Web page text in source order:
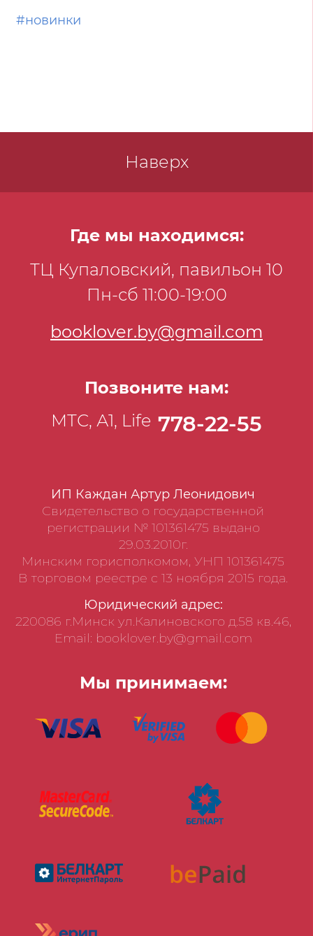
#новинки
Наверх
ИП Каждан Артур Леонидович
Свидетельство о государственной
регистрации № 101361475 выдано
29.03.2010г.
Минским горисполкомом, УНП 101361475
В торговом реестре с 13 ноября 2015 года.
Юридический адрес:
220086 г.Минск ул.Калиновского д.58 кв.46,
Email: booklover.by@gmail.com
Мы принимаем:
Где мы находимся:
ТЦ Купаловский, павильон 10
Пн-сб 11:00-19:00
booklover.by@gmail.com
Позвоните нам:
МТС, А1, Life 778-22-55